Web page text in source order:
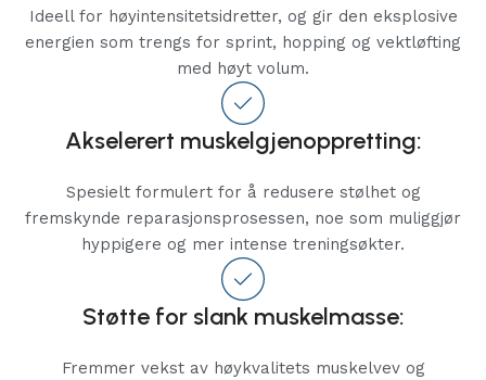
Ideell for høyintensitetsidretter, og gir den eksplosive
energien som trengs for sprint, hopping og vektløfting
med høyt volum.
Akselerert muskelgjenoppretting:
Spesielt formulert for å redusere stølhet og
fremskynde reparasjonsprosessen, noe som muliggjør
hyppigere og mer intense treningsøkter.
Støtte for slank muskelmasse:
Fremmer vekst av høykvalitets muskelvev og